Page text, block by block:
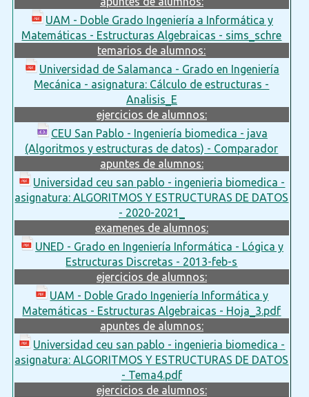
UAM - Doble Grado Ingeniería a Informática y
Matemáticas - Estructuras Algebraicas - sims_schre
temarios de alumnos:
Universidad de Salamanca - Grado en Ingeniería
Mecánica - asignatura: Cálculo de estructuras -
Analisis_E
ejercicios de alumnos:
CEU San Pablo - Ingeniería biomedica - java
(Algoritmos y estructuras de datos) - Comparador
apuntes de alumnos:
Universidad ceu san pablo - ingenieria biomedica -
asignatura: ALGORITMOS Y ESTRUCTURAS DE DATOS
- 2020-2021_
examenes de alumnos:
UNED - Grado en Ingeniería Informática - Lógica y
Estructuras Discretas - 2013-feb-s
ejercicios de alumnos:
UAM - Doble Grado Ingeniería Informática y
Matemáticas - Estructuras Algebraicas - Hoja_3.pdf
apuntes de alumnos:
Universidad ceu san pablo - ingenieria biomedica -
asignatura: ALGORITMOS Y ESTRUCTURAS DE DATOS
- Tema4.pdf
ejercicios de alumnos: